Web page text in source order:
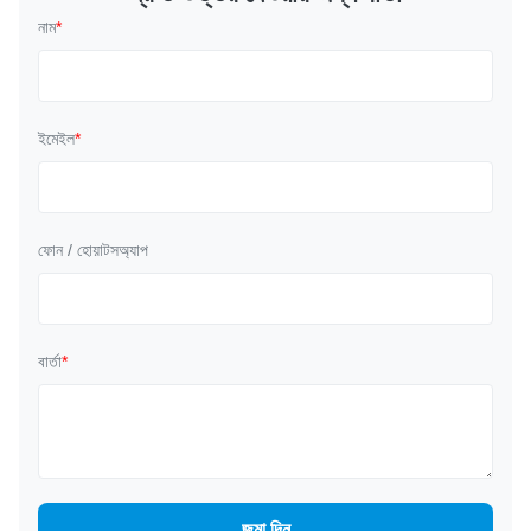
নাম*
ইমেইল*
ফোন / হোয়াটসঅ্যাপ
বার্তা*